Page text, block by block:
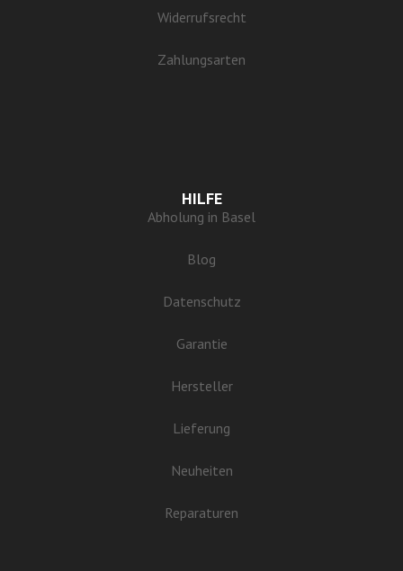
Widerrufsrecht
Zahlungsarten
HILFE
Abholung in Basel
Blog
Datenschutz
Garantie
Hersteller
Lieferung
Neuheiten
Reparaturen